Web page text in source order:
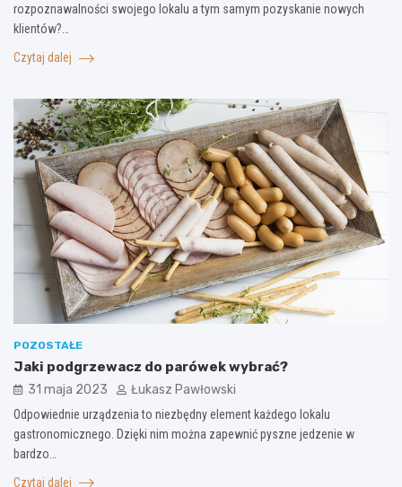
rozpoznawalności swojego lokalu a tym samym pozyskanie nowych
klientów?…
Czytaj dalej
POZOSTAŁE
Jaki podgrzewacz do parówek wybrać?
31 maja 2023 Łukasz Pawłowski
Odpowiednie urządzenia to niezbędny element każdego lokalu
gastronomicznego. Dzięki nim można zapewnić pyszne jedzenie w
bardzo…
Czytaj dalej